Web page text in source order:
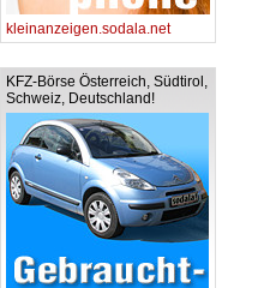
kleinanzeigen.sodala.net
KFZ-Börse Österreich, Südtirol,
Schweiz, Deutschland!